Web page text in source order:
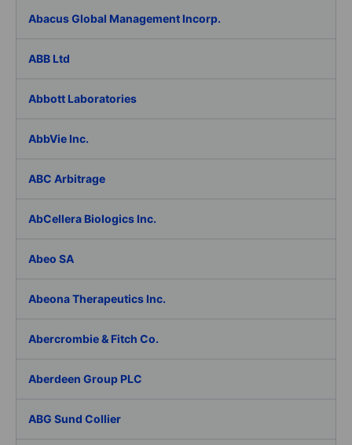
Abacus Global Management Incorp.
ABB Ltd
Abbott Laboratories
AbbVie Inc.
ABC Arbitrage
AbCellera Biologics Inc.
Abeo SA
Abeona Therapeutics Inc.
Abercrombie & Fitch Co.
Aberdeen Group PLC
ABG Sund Collier